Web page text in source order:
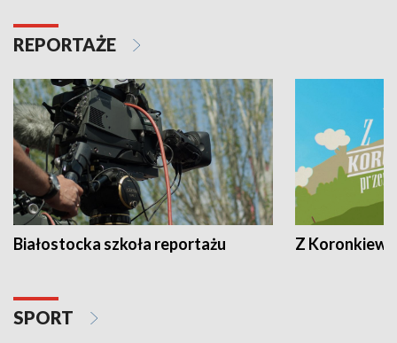
REPORTAŻE
Białostocka szkoła reportażu Z
SPORT